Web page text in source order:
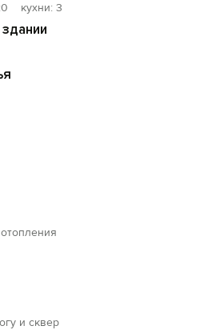
кухни: 3
и сквер